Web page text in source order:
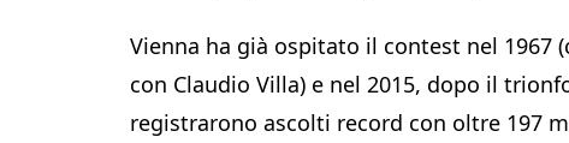
Vienna ha già ospitato il contest nel 1967
con Claudio Villa) e nel 2015, dopo il
registrarono ascolti record con oltre 197